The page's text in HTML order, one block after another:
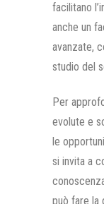
facilitano
anche un
avanzate,
studio del
Per
evolute e
le
si invita a
può fare la